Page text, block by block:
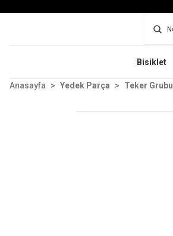
Bisiklet
Anasayfa Yedek Parça Teker Grubu